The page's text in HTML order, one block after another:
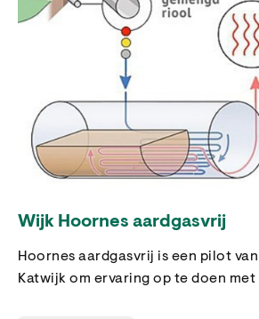
Wijk Hoornes aardgasvrij
Hoornes aardgasvrij is een pilot
Katwijk om ervaring op te doen